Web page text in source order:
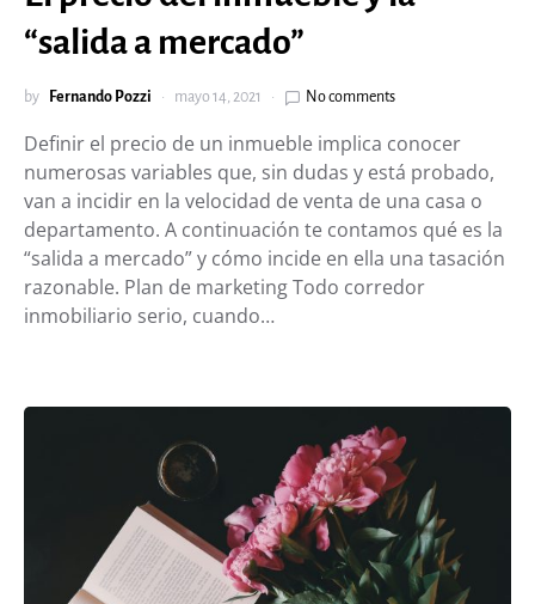
“salida a mercado”
by Fernando Pozzi mayo 14, 2021 No comments
Definir el precio de un inmueble implica conocer
numerosas variables que, sin dudas y está probado,
van a incidir en la velocidad de venta de una casa o
departamento. A continuación te contamos qué es la
“salida a mercado” y cómo incide en ella una tasación
razonable. Plan de marketing Todo corredor
inmobiliario serio, cuando…